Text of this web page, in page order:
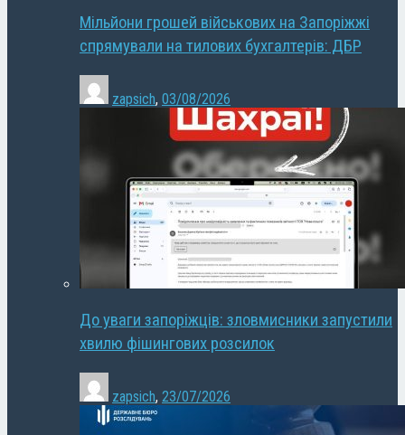
Мільйони грошей військових на Запоріжжі
спрямували на тилових бухгалтерів: ДБР
zapsich, 03/08/2026
До уваги запоріжців: зловмисники запустили
хвилю фішингових розсилок
zapsich, 23/07/2026